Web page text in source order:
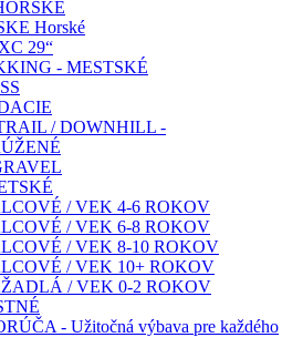
Horské
29“
- MESTSKÉ
/ DOWNHILL -
/ VEK 4-6 ROKOV
/ VEK 6-8 ROKOV
/ VEK 8-10 ROKOV
/ VEK 10+ ROKOV
/ VEK 0-2 ROKOV
- Užitočná výbava pre každého